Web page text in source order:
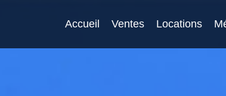
Accueil Ventes Locations